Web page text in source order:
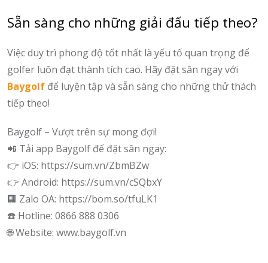
Sẵn sàng cho những giải đấu tiếp theo?
Việc duy trì phong độ tốt nhất là yếu tố quan trọng để
golfer luôn đạt thành tích cao. Hãy đặt sân ngay với
Baygolf để luyện tập và sẵn sàng cho những thử thách
tiếp theo!
Baygolf – Vượt trên sự mong đợi!
📲 Tải app Baygolf để đặt sân ngay:
👉 iOS: https://sum.vn/ZbmBZw
👉 Android: https://sum.vn/cSQbxY
🏢 Zalo OA: https://bom.so/tfuLK1
☎️ Hotline: 0866 888 0306
🌐 Website: www.baygolf.vn